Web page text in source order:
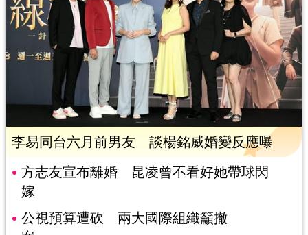
李易同台六月前男友 談楊銘威婚變反應曝
方志友宣布離婚 昆凌曾不看好她帶球閃
嫁
公視預算遭砍 兩大國際組織籲撤